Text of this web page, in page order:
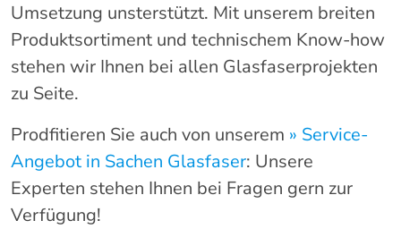
Umsetzung unsterstützt. Mit unserem breiten
Produktsortiment und technischem Know-how
stehen wir Ihnen bei allen Glasfaserprojekten
zu Seite.
Prodfitieren Sie auch von unserem » Service-
Angebot in Sachen Glasfaser: Unsere
Experten stehen Ihnen bei Fragen gern zur
Verfügung!